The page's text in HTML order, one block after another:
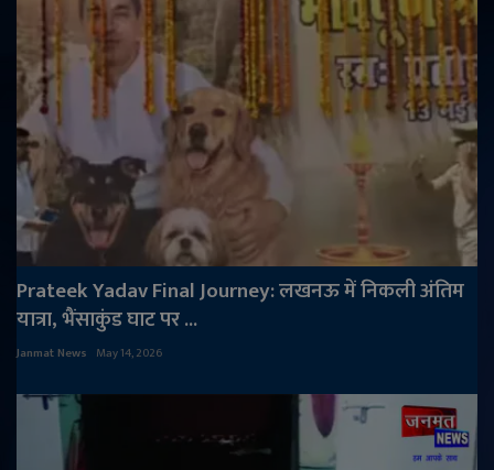
Prateek Yadav Final Journey: लखनऊ में निकली अंतिम
यात्रा, भैंसाकुंड घाट पर ...
Janmat News May 14, 2026